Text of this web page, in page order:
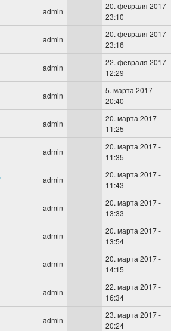
admin
20. февраля 2017 -
23:10
admin
20. февраля 2017 -
23:16
admin
22. февраля 2017 -
12:29
admin
5. марта 2017 -
20:40
admin
20. марта 2017 -
11:25
admin
20. марта 2017 -
11:35
admin
20. марта 2017 -
11:43
admin
20. марта 2017 -
13:33
admin
20. марта 2017 -
13:54
admin
20. марта 2017 -
14:15
admin
22. марта 2017 -
16:34
admin
23. марта 2017 -
20:24